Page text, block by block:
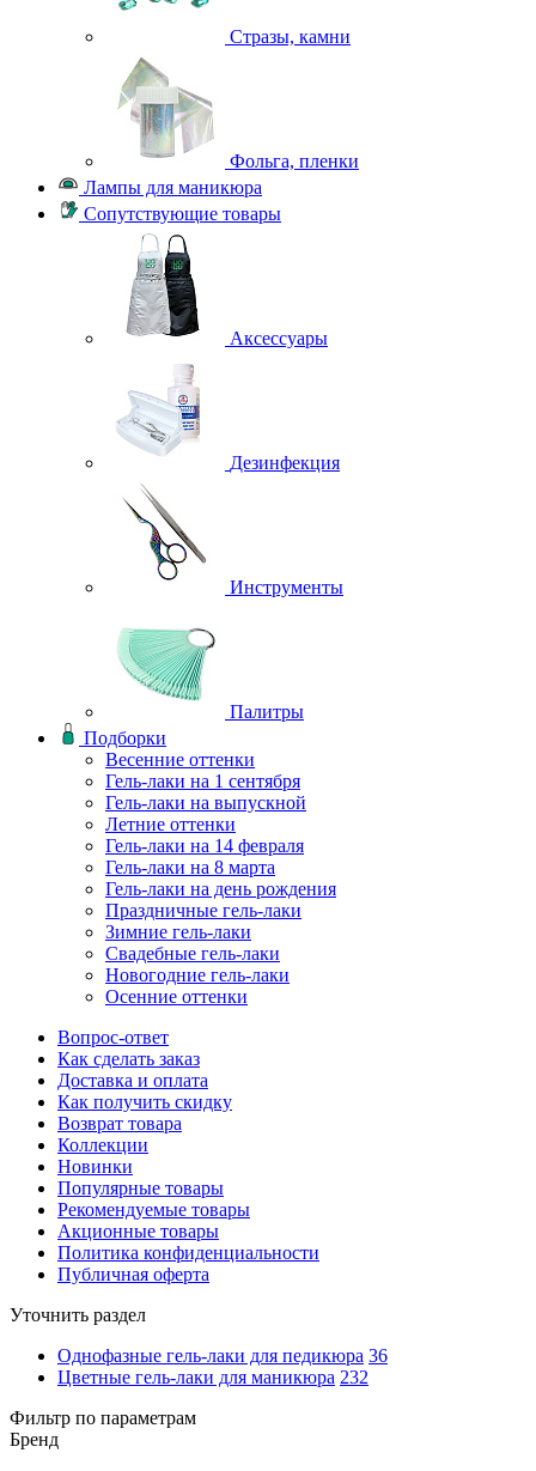
Стразы, камни
Фольга, пленки
Лампы для маникюра
Сопутствующие товары
Аксессуары
Дезинфекция
Инструменты
Палитры
Подборки
Весенние оттенки
Гель-лаки на 1 сентября
Гель-лаки на выпускной
Летние оттенки
Гель-лаки на 14 февраля
Гель-лаки на 8 марта
Гель-лаки на день рождения
Праздничные гель-лаки
Зимние гель-лаки
Свадебные гель-лаки
Новогодние гель-лаки
Осенние оттенки
Вопрос-ответ
Как сделать заказ
Доставка и оплата
Как получить скидку
Возврат товара
Коллекции
Новинки
Популярные товары
Рекомендуемые товары
Акционные товары
Политика конфиденциальности
Публичная оферта
Уточнить раздел
Однофазные гель-лаки для педикюра 36
Цветные гель-лаки для маникюра 232
Фильтр по параметрам
Бренд